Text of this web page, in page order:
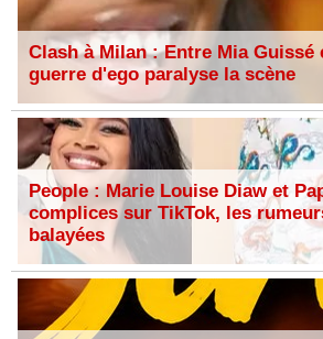
Clash à Milan : Entre Mia Guissé
guerre d'ego paralyse la scène
People : Marie Louise Diaw et
complices sur TikTok, les
balayées